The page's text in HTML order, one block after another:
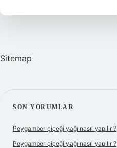
gönderilir
Sitemap
SIDEBAR
SON YORUMLAR
Peygamber çiçeği yağı nasıl yapılır ?
Peygamber çiçeği yağı nasıl yapılır ?